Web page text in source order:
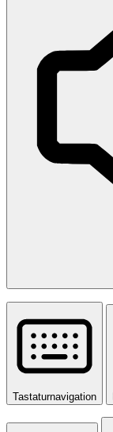
Tastaturnavigation